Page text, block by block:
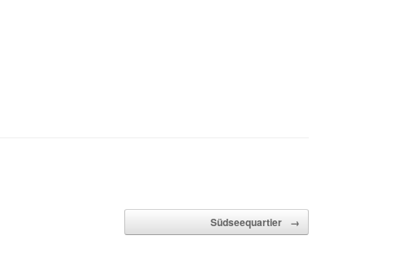
Südseequartier →